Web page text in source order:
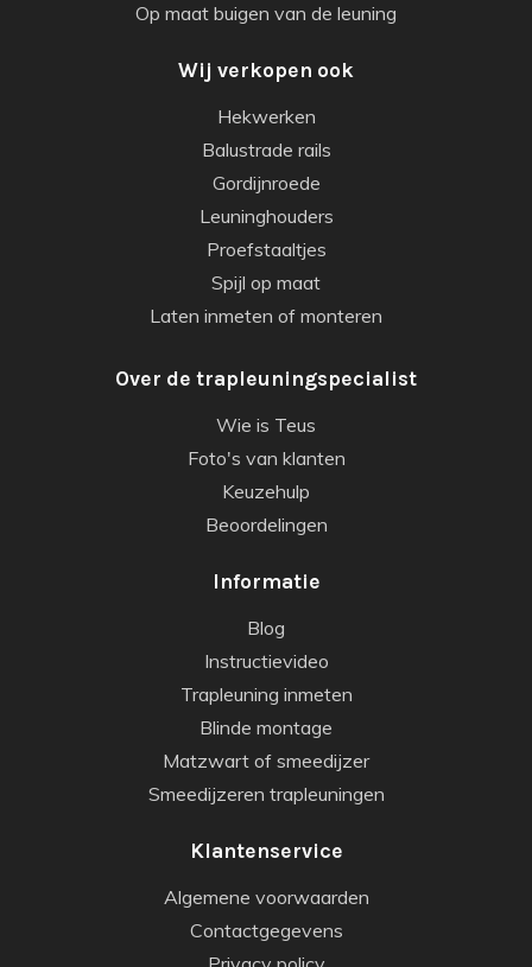
Op maat buigen van de leuning
Wij verkopen ook
Hekwerken
Balustrade rails
Gordijnroede
Leuninghouders
Proefstaaltjes
Spijl op maat
Laten inmeten of monteren
Over de trapleuningspecialist
Wie is Teus
Foto's van klanten
Keuzehulp
Beoordelingen
Informatie
Blog
Instructievideo
Trapleuning inmeten
Blinde montage
Matzwart of smeedijzer
Smeedijzeren trapleuningen
Klantenservice
Algemene voorwaarden
Contactgegevens